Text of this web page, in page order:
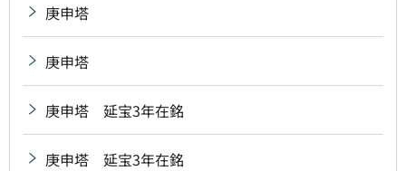
庚申塔
庚申塔
庚申塔 延宝3年在銘
庚申塔 延宝3年在銘